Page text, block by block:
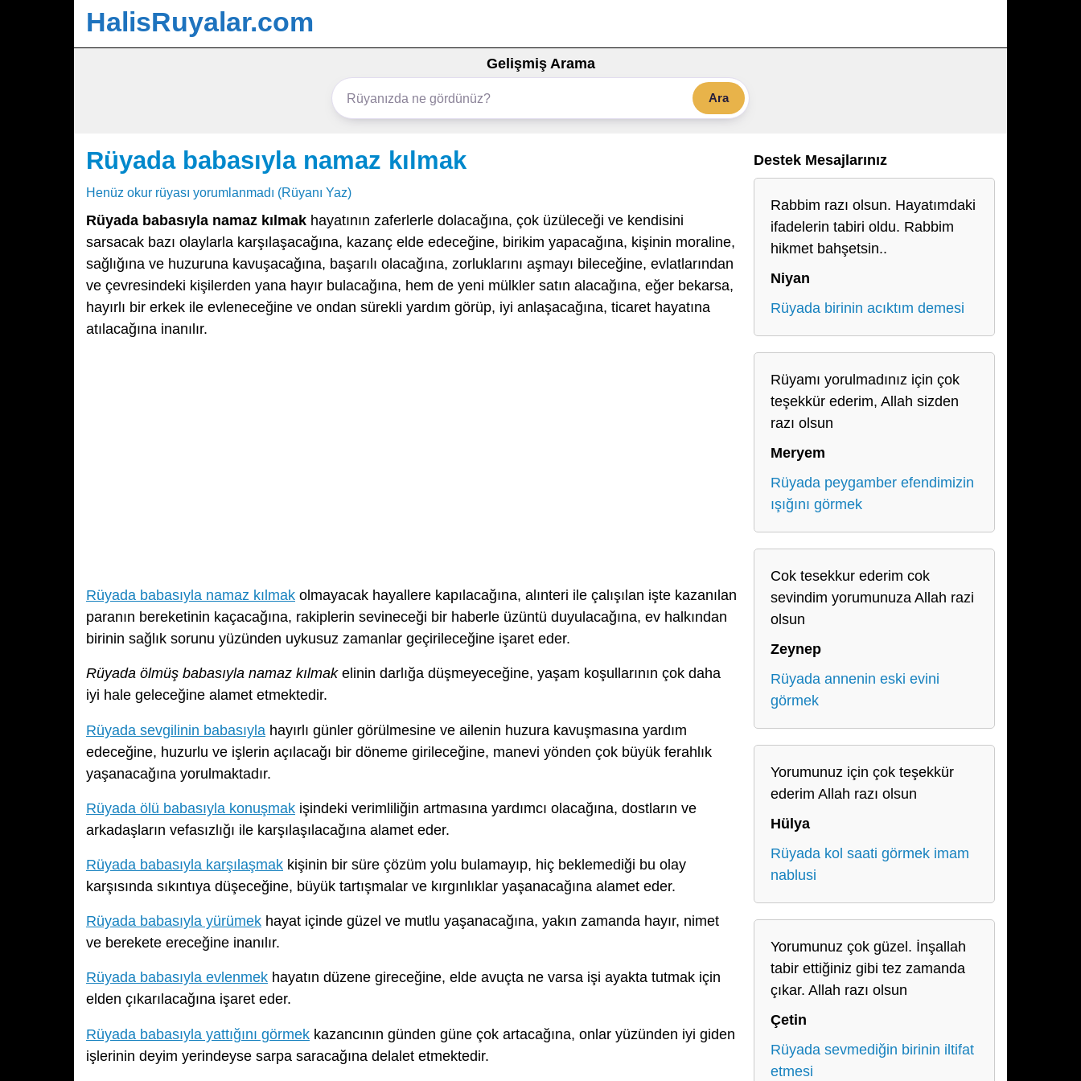
HalisRuyalar.com
Gelişmiş Arama
Ara
Rüyada babasıyla namaz kılmak
Henüz okur rüyası yorumlanmadı (Rüyanı Yaz)
Rüyada babasıyla namaz kılmak hayatının zaferlerle dolacağına, çok üzüleceği ve kendisini
sarsacak bazı olaylarla karşılaşacağına, kazanç elde edeceğine, birikim yapacağına, kişinin moraline,
sağlığına ve huzuruna kavuşacağına, başarılı olacağına, zorluklarını aşmayı bileceğine, evlatlarından
ve çevresindeki kişilerden yana hayır bulacağına, hem de yeni mülkler satın alacağına, eğer bekarsa,
hayırlı bir erkek ile evleneceğine ve ondan sürekli yardım görüp, iyi anlaşacağına, ticaret hayatına
atılacağına inanılır.
Rüyada babasıyla namaz kılmak olmayacak hayallere kapılacağına, alınteri ile çalışılan işte kazanılan
paranın bereketinin kaçacağına, rakiplerin sevineceği bir haberle üzüntü duyulacağına, ev halkından
birinin sağlık sorunu yüzünden uykusuz zamanlar geçirileceğine işaret eder.
Rüyada ölmüş babasıyla namaz kılmakelinin darlığa düşmeyeceğine, yaşam koşullarının çok daha
iyi hale geleceğine alamet etmektedir.
Rüyada sevgilinin babasıyla hayırlı günler görülmesine ve ailenin huzura kavuşmasına yardım
edeceğine, huzurlu ve işlerin açılacağı bir döneme girileceğine, manevi yönden çok büyük ferahlık
yaşanacağına yorulmaktadır.
Rüyada ölü babasıyla konuşmak işindeki verimliliğin artmasına yardımcı olacağına, dostların ve
arkadaşların vefasızlığı ile karşılaşılacağına alamet eder.
Rüyada babasıyla karşılaşmak kişinin bir süre çözüm yolu bulamayıp, hiç beklemediği bu olay
karşısında sıkıntıya düşeceğine, büyük tartışmalar ve kırgınlıklar yaşanacağına alamet eder.
Rüyada babasıyla yürümek hayat içinde güzel ve mutlu yaşanacağına, yakın zamanda hayır, nimet
ve berekete ereceğine inanılır.
Rüyada babasıyla evlenmek hayatın düzene gireceğine, elde avuçta ne varsa işi ayakta tutmak için
elden çıkarılacağına işaret eder.
Rüyada babasıyla yattığını görmek kazancının günden güne çok artacağına, onlar yüzünden iyi giden
işlerinin deyim yerindeyse sarpa saracağına delalet etmektedir.
Destek Mesajlarınız
Rabbim razı olsun. Hayatımdaki
ifadelerin tabiri oldu. Rabbim
hikmet bahşetsin..
Niyan
Rüyada birinin acıktım demesi
Rüyamı yorulmadınız için çok
teşekkür ederim, Allah sizden
razı olsun
Meryem
Rüyada peygamber efendimizin
ışığını görmek
Cok tesekkur ederim cok
sevindim yorumunuza Allah razi
olsun
Zeynep
Rüyada annenin eski evini
görmek
Yorumunuz için çok teşekkür
ederim Allah razı olsun
Hülya
Rüyada kol saati görmek imam
nablusi
Yorumunuz çok güzel. İnşallah
tabir ettiğiniz gibi tez zamanda
çıkar. Allah razı olsun
Çetin
Rüyada sevmediğin birinin iltifat
etmesi